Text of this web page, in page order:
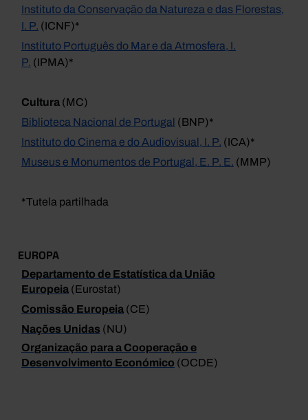
Instituto da Conservação da Natureza e das Florestas,
I. P. (ICNF)*
Instituto Português do Mar e da Atmosfera, I.
P. (IPMA)*
Cultura (MC)
Biblioteca Nacional de Portugal (BNP)*
Instituto do Cinema e do Audiovisual, I. P. (ICA)*
Museus e Monumentos de Portugal, E. P. E. (MMP)
*Tutela partilhada
EUROPA
Departamento de Estatística da União
Europeia (Eurostat)
Comissão Europeia (CE)
Nações Unidas (NU)
Organização para a Cooperação e
Desenvolvimento Económico (OCDE)